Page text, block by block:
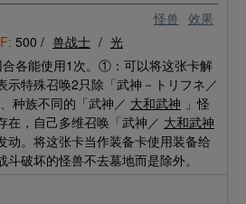
怪兽 效果
500 / 兽战士 / 光
各能使用1次。①：可以将这张卡解
示特殊召唤2只除「武神－トリフネ／
种族不同的「武神／ 大和武神 」怪
，自己多维召唤「武神／ 大和武神
动。将这张卡当作装备卡使用装备给
破坏的怪兽不去墓地而是除外。